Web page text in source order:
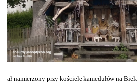
ał namierzony przy kościele kamedułów na